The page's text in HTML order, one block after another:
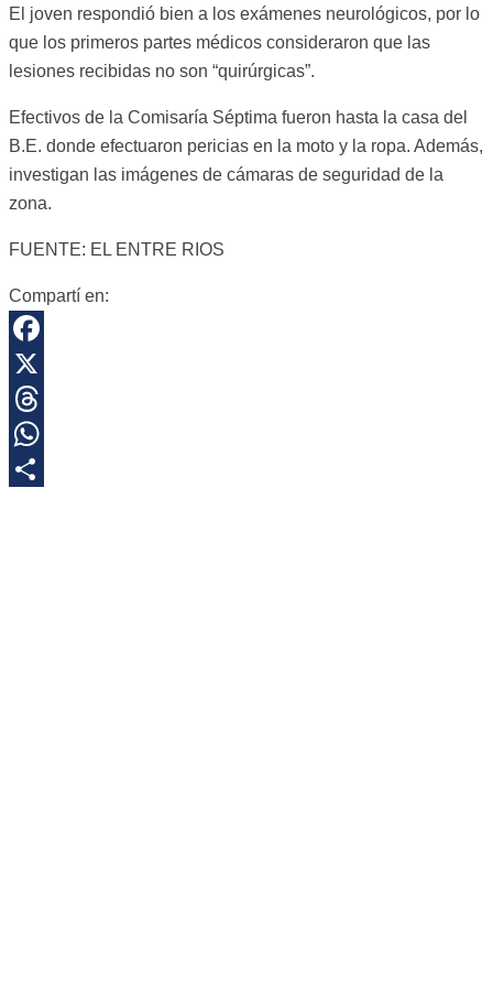
El joven respondió bien a los exámenes neurológicos, por lo
que los primeros partes médicos consideraron que las
lesiones recibidas no son “quirúrgicas”.
Efectivos de la Comisaría Séptima fueron hasta la casa del
B.E. donde efectuaron pericias en la moto y la ropa. Además,
investigan las imágenes de cámaras de seguridad de la
zona.
FUENTE: EL ENTRE RIOS
Compartí en:
Facebook
X
Threads
WhatsApp